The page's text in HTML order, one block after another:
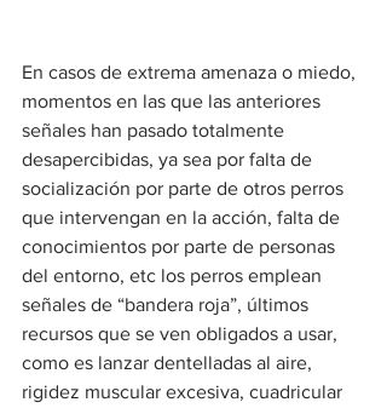
En casos de extrema amenaza o miedo,
momentos en las que las anteriores
señales han pasado totalmente
desapercibidas, ya sea por falta de
socialización por parte de otros perros
que intervengan en la acción, falta de
conocimientos por parte de personas
del entorno, etc los perros emplean
señales de “bandera roja”, últimos
recursos que se ven obligados a usar,
como es lanzar dentelladas al aire,
rigidez muscular excesiva, cuadricular